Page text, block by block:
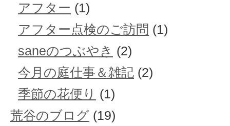
アフター (1)
アフター点検のご訪問 (1)
saneのつぶやき (2)
今月の庭仕事＆雑記 (2)
季節の花便り (1)
荒谷のブログ (19)